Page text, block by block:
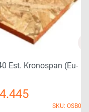
(eu-
SKU: OSB0041